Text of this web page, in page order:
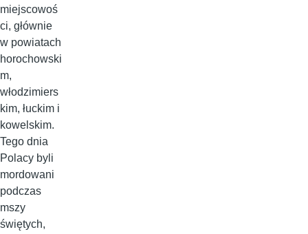
miejscowoś
ci, głównie
w powiatach
horochowski
m,
włodzimiers
kim, łuckim i
kowelskim.
Tego dnia
Polacy byli
mordowani
podczas
mszy
świętych,